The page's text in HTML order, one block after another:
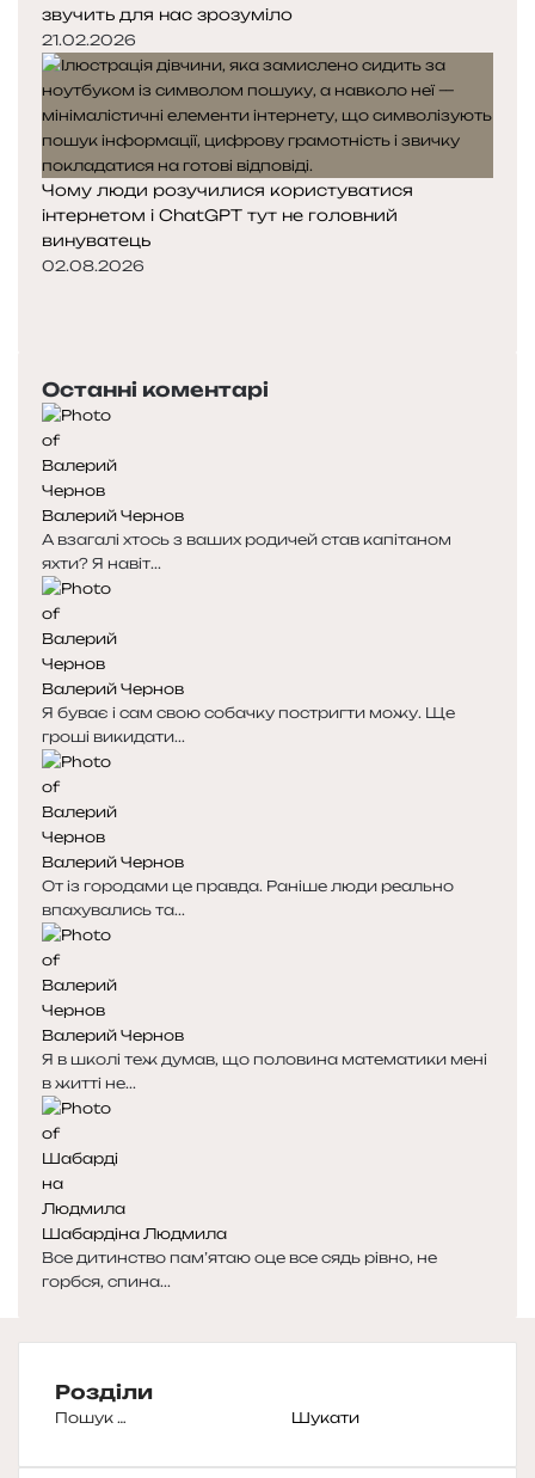
звучить для нас зрозуміло
21.02.2026
Чому люди розучилися користуватися
інтернетом і ChatGPT тут не головний
винуватець
02.08.2026
Останні коментарі
Валерий Чернов
А взагалі хтось з ваших родичей став капітаном
яхти? Я навіт...
Валерий Чернов
Я буває і сам свою собачку постригти можу. Ще
гроші викидати...
Валерий Чернов
От із городами це правда. Раніше люди реально
впахувались та...
Валерий Чернов
Я в школі теж думав, що половина математики мені
в житті не...
Шабардіна Людмила
Все дитинство пам’ятаю оце все сядь рівно, не
горбся, спина...
Розділи
Пошук: